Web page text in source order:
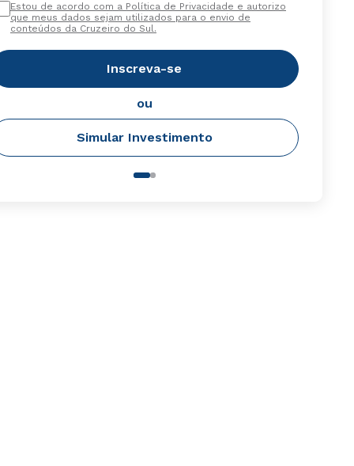
Estou de acordo com a Política de Privacidade e autorizo
que meus dados sejam utilizados para o envio de
conteúdos da Cruzeiro do Sul.
Inscreva-se
ou
Simular Investimento